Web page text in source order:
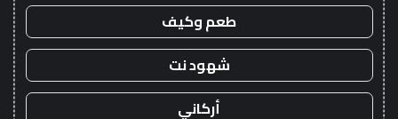
طعم وكيف
شهود نت
أركاني